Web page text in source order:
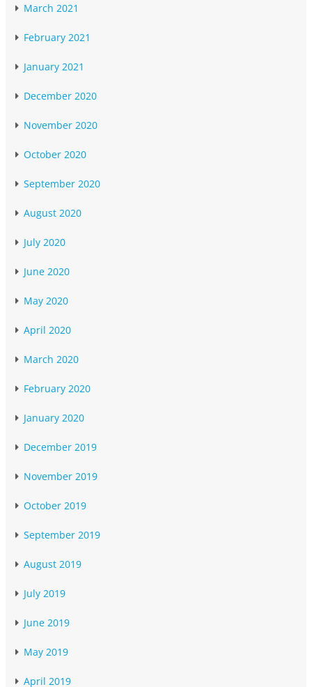
March 2021
February 2021
January 2021
December 2020
November 2020
October 2020
September 2020
August 2020
July 2020
June 2020
May 2020
April 2020
March 2020
February 2020
January 2020
December 2019
November 2019
October 2019
September 2019
August 2019
July 2019
June 2019
May 2019
April 2019